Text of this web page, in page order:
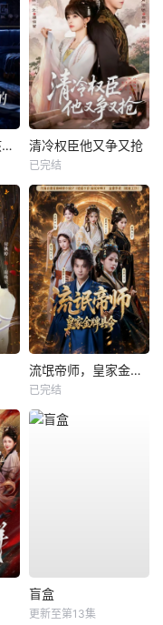
当上月嫂后发现孩子是我的 清冷权臣他又争又抢
已完结
流氓帝师，皇家金牌县令
已完结
盲盒
更新至第13集